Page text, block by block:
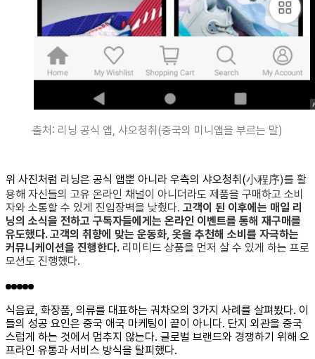
출처: 리닝 공식 앱, 샤오청취(중국의 미니앱을 부르는 말)
위 사진처럼 리닝은 공식 앱뿐 아니라 우측의 샤오청취(小程序)를 활
용해 자신들의 고유 온라인 채널이 아니더라도 제품을 구매하고 소비
자와 소통할 수 있게 진입장벽을 낮췄다. 고객이 된 이후에는 매일 리
닝의 소식을 전하고 구독자들에게는 온라인 이벤트를 통해 재구매를
유도했다. 고객의 취향에 맞는 운동화, 옷을 추천해 소비를 자극하는
커뮤니케이션을 진행한다. 리미티드 상품을 먼저 살 수 있게 하는 프로
모션도 진행했다.
식음료, 화장품, 의류를 대표하는 궈차오의 3가지 사례를 살펴봤다. 이
들의 성공 요인은 중국 애국 마케팅이 끝이 아니다. 단지 외관을 중국
스럽게 하는 것에서 멈추지 않는다. 글로벌 브랜드와 경쟁하기 위해 오
프라인 유통과 서비스 방식을 탈피했다.